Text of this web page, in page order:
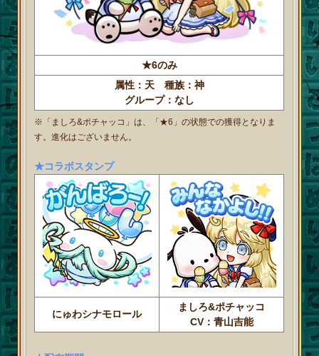
★6のみ
属性：天 種族：神
グループ：なし
※「ましろ&ポチャッコ」は、「★6」の状態での獲得となりま
す。進化はございません。
★コラボスタンプ
にゅわシナモロール
ましろ&ポチャッコ
CV：青山吉能